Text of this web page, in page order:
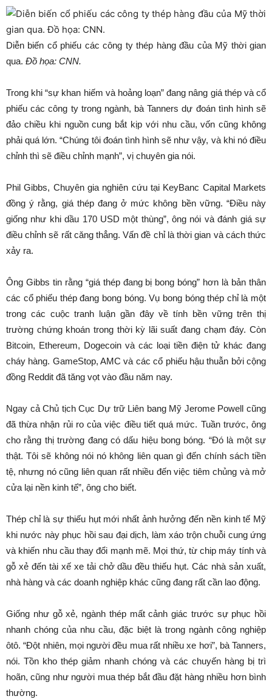
Diễn biến cổ phiếu các công ty thép hàng đầu của Mỹ thời gian
qua. Đồ họa: CNN.
Trong khi “sự khan hiếm và hoảng loạn” đang nâng giá thép và cổ
phiếu các công ty trong ngành, bà Tanners dự đoán tình hình sẽ
đảo chiều khi nguồn cung bắt kịp với nhu cầu, vốn cũng không
phải quá lớn. “Chúng tôi đoán tình hình sẽ như vậy, và khi nó điều
chỉnh thì sẽ điều chỉnh mạnh”, vị chuyên gia nói.
Phil Gibbs, Chuyên gia nghiên cứu tại KeyBanc Capital Markets
đồng ý rằng, giá thép đang ở mức không bền vững. “Điều này
giống như khi dầu 170 USD một thùng”, ông nói và đánh giá sự
điều chỉnh sẽ rất căng thẳng. Vấn đề chỉ là thời gian và cách thức
xảy ra.
Ông Gibbs tin rằng “giá thép đang bị bong bóng” hơn là bản thân
các cổ phiếu thép đang bong bóng. Vụ bong bóng thép chỉ là một
trong các cuộc tranh luận gần đây về tính bền vững trên thị
trường chứng khoán trong thời kỳ lãi suất đang chạm đáy. Còn
Bitcoin, Ethereum, Dogecoin và các loại tiền điện tử khác đang
cháy hàng. GameStop, AMC và các cổ phiếu hậu thuẫn bởi cộng
đồng Reddit đã tăng vọt vào đầu năm nay.
Ngay cả Chủ tịch Cục Dự trữ Liên bang Mỹ Jerome Powell cũng
đã thừa nhận rủi ro của việc điều tiết quá mức. Tuần trước, ông
cho rằng thị trường đang có dấu hiệu bong bóng. “Đó là một sự
thật. Tôi sẽ không nói nó không liên quan gì đến chính sách tiền
tệ, nhưng nó cũng liên quan rất nhiều đến việc tiêm chủng và mở
cửa lại nền kinh tế”, ông cho biết.
Thép chỉ là sự thiếu hụt mới nhất ảnh hưởng đến nền kinh tế Mỹ
khi nước này phục hồi sau đại dịch, làm xáo trộn chuỗi cung ứng
và khiến nhu cầu thay đổi mạnh mẽ. Mọi thứ, từ chip máy tính và
gỗ xẻ đến tài xế xe tải chở dầu đều thiếu hụt. Các nhà sản xuất,
nhà hàng và các doanh nghiệp khác cũng đang rất cần lao động.
Giống như gỗ xẻ, ngành thép mất cảnh giác trước sự phục hồi
nhanh chóng của nhu cầu, đặc biệt là trong ngành công nghiệp
ôtô. “Đột nhiên, mọi người đều mua rất nhiều xe hơi”, bà Tanners,
nói. Tồn kho thép giảm nhanh chóng và các chuyến hàng bị trì
hoãn, cũng như người mua thép bắt đầu đặt hàng nhiều hơn bình
thường.